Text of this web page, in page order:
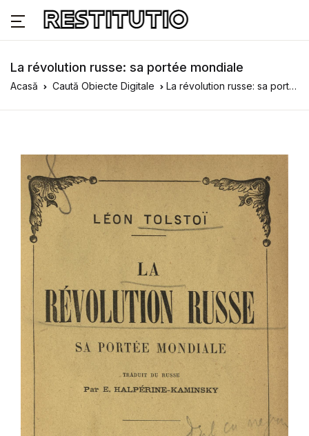
La révolution russe: sa portée mondiale
Acasă Caută Obiecte Digitale La révolution russe: sa portée mondiale